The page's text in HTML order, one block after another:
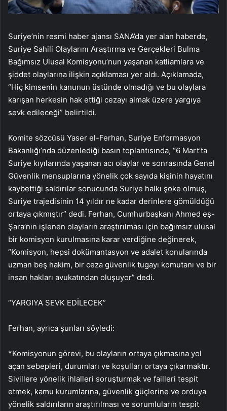
Suriye’nin resmi haber ajansı SANA’da yer alan haberde,
Suriye Sahili Olaylarını Araştırma ve Gerçekleri Bulma
Bağımsız Ulusal Komisyonu’nun yaşanan katliamlara ve
şiddet olaylarına ilişkin açıklaması yer aldı. Açıklamada,
“Hiç kimsenin kanunun üstünde olmadığı ve bu olaylara
karışan herkesin hak ettiği cezayı almak üzere yargıya
sevk edileceği” belirtildi.
Komite sözcüsü Yaser el-Ferhan, Suriye Enformasyon
Bakanlığı’nda düzenlediği basın toplantısında, “6 Mart’ta
Suriye kıyılarında yaşanan acı olaylar ve sonrasında Genel
Güvenlik mensuplarına yönelik çok sayıda kişinin hayatını
kaybettiği saldırılar sonucunda Suriye halkı şoke olmuş,
Suriye trajedisinin 14 yıldır ne kadar derinlere gömüldüğü
ortaya çıkmıştır” dedi. Ferhan, Cumhurbaşkanı Ahmed eş-
Şara’nın işlenen olayların araştırılması için bağımsız ulusal
bir komisyon kurulmasına karar verdiğine değinerek,
“Komisyon, hepsi dokümantasyon ve adalet konularında
uzman beş hakim, bir ceza güvenlik tugayı komutanı ve bir
insan hakları avukatından oluşuyor” dedi.
“YARGIYA SEVK EDİLECEK”
Ferhan, ayrıca şunları söyledi:
*Komisyonun görevi, bu olayların ortaya çıkmasına yol
açan sebepleri, durumları ve koşulları ortaya çıkarmaktır.
Sivillere yönelik ihlalleri soruşturmak ve failleri tespit
etmek, kamu kurumlarına, güvenlik güçlerine ve orduya
yönelik saldırıların araştırılması ve sorumluların tespit